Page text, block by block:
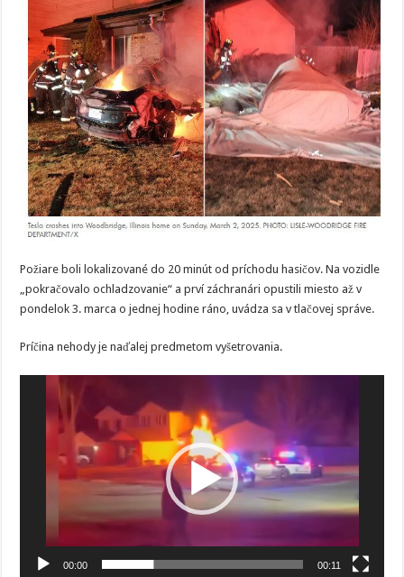
Požiare boli lokalizované do 20 minút od príchodu hasičov. Na vozidle
„pokračovalo ochladzovanie“ a prví záchranári opustili miesto až v
pondelok 3. marca o jednej hodine ráno, uvádza sa v tlačovej správe.
Príčina nehody je naďalej predmetom vyšetrovania.
prehrávač
00:00 00:11